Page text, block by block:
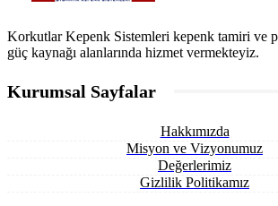
Korkutlar Kepenk Sistemleri kepenk tamiri ve
güç kaynağı alanlarında hizmet vermekteyiz.
Kurumsal Sayfalar
Hakkımızda
Misyon ve Vizyonumuz
Değerlerimiz
Gizlilik Politikamız